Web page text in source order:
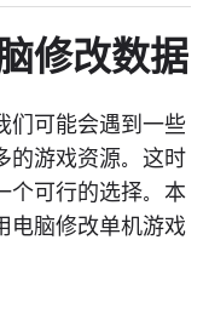
修改数据
们可能会遇到一些
的游戏资源。这时
个可行的选择。本
电脑修改单机游戏